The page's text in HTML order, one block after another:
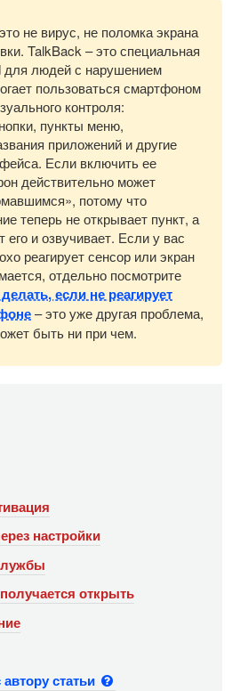
не вирус, не поломка экрана
TalkBack – это специальная
для людей с нарушением
пользоваться смартфоном
контроля:
пункты меню,
приложений и другие
Если включить ее
действительно может
потому что
теперь не открывает пункт, а
его и озвучивает. Если у вас
реагирует сенсор или экран
отдельно посмотрите
если не реагирует
– это уже другая проблема,
быть ни при чем.
настройки
открыть
статьи